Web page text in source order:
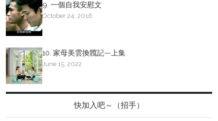
9. 一個自我安慰文
October 24, 2016
10. 家母美雲換髖記—上集
June 15, 2022
快加入吧～（招手）